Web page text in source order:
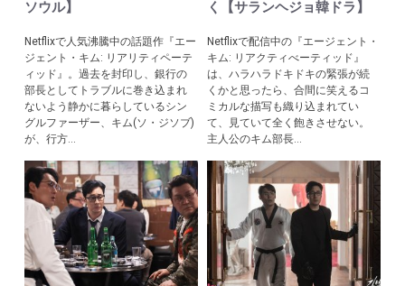
ソウル】
Netflixで人気沸騰中の話題作『エー
ジェント・キム: リアリティペーテ
ィッド』。過去を封印し、銀行の
部長としてトラブルに巻き込まれ
ないよう静かに暮らしているシン
グルファーザー、キム(ソ・ジソブ)
が、行方...
く【サランヘジョ韓ドラ】
Netflixで配信中の『エージェント・
キム: リアクティべーティッド』
は、ハラハラドキドキの緊張が続
くかと思ったら、合間に笑えるコ
ミカルな描写も織り込まれてい
て、見ていて全く飽きさせない。
主人公のキム部長...